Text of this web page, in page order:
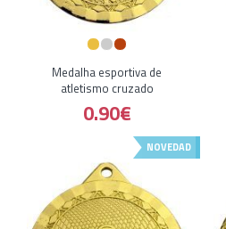
Medalha esportiva de
atletismo cruzado
0.90€
NOVEDAD